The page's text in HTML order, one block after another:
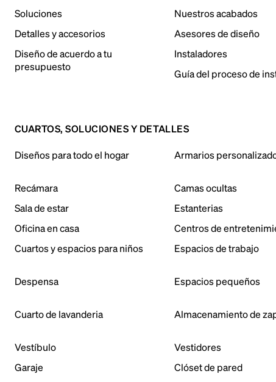
Soluciones
Detalles y accesorios
Diseño de acuerdo a tu
presupuesto
Nuestros acabados
Asesores de diseño
Instaladores
Guía del proceso de
CUARTOS, SOLUCIONES Y DETALLES
Diseños para todo el hogar Armarios
Recámara
Camas ocultas
Sala de estar
Estanterias
Oficina en casa
Centros de
Cuartos y espacios para niños
Espacios de trabajo
Despensa
Espacios pequeños
Cuarto de lavanderia Almacenamiento de
Vestíbulo Vestidores
Garaje
Clóset de pared